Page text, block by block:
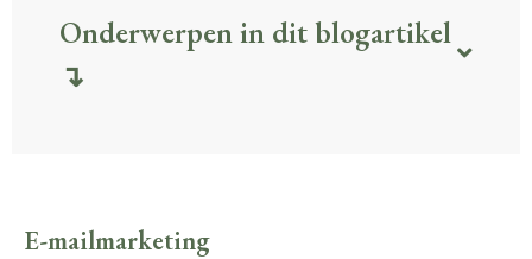
Onderwerpen in dit blogartikel
↴
E-mailmarketing